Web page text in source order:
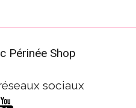
Périnée Shop
sociaux